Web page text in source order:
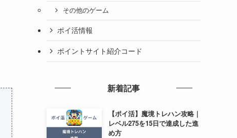
その他のゲーム
ポイ活情報
ポイントサイト紹介コード
新着記事
【ポイ活】魔境トレハン攻略｜
レベル275を15日で達成した進
め方